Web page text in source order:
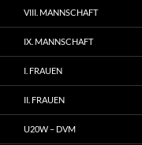
VIII. MANNSCHAFT
IX. MANNSCHAFT
I. FRAUEN
II. FRAUEN
U20W – DVM